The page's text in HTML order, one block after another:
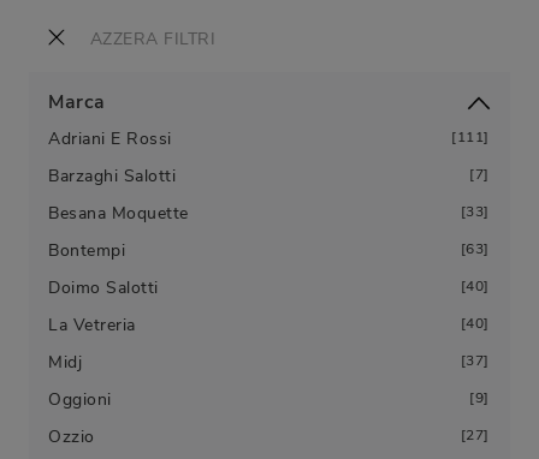
AZZERA FILTRI
Marca
Adriani E Rossi 111
Barzaghi Salotti 7
Besana Moquette 33
Bontempi 63
Doimo Salotti 40
La Vetreria 40
Midj 37
Oggioni 9
Ozzio 27